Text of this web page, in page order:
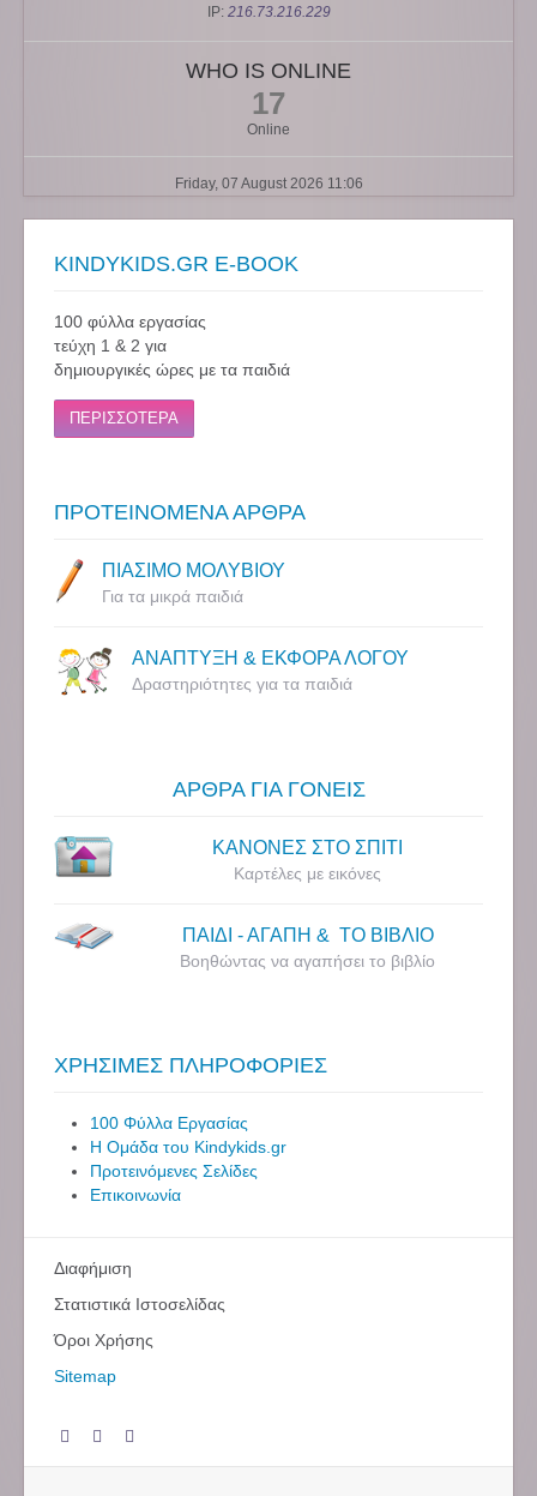
IP: 216.73.216.229
WHO IS ONLINE
17
Online
Friday, 07 August 2026 11:06
KINDYKIDS.GR E-BOOK
100 φύλλα εργασίας
τεύχη 1 & 2 για
δημιουργικές ώρες με τα παιδιά
ΠΕΡΙΣΣΟΤΕΡΑ
ΠΡΟΤΕΙΝΟΜΕΝΑ ΑΡΘΡΑ
ΠΙΑΣΙΜΟ ΜΟΛΥΒΙΟΥ
Για τα μικρά παιδιά
ΑΝΑΠΤΥΞΗ & ΕΚΦΟΡΑ ΛΟΓΟΥ
Δραστηριότητες για τα παιδιά
ΑΡΘΡΑ ΓΙΑ ΓΟΝΕΙΣ
ΚΑΝΟΝΕΣ ΣΤΟ ΣΠΙΤΙ
Καρτέλες με εικόνες
ΠΑΙΔΙ - ΑΓΑΠΗ & ΤΟ ΒΙΒΛΙΟ
Βοηθώντας να αγαπήσει το βιβλίο
ΧΡΗΣΙΜΕΣ ΠΛΗΡΟΦΟΡΙΕΣ
100 Φύλλα Εργασίας
Η Ομάδα του Kindykids.gr
Προτεινόμενες Σελίδες
Επικοινωνία
Διαφήμιση
Στατιστικά Ιστοσελίδας
Όροι Χρήσης
Sitemap